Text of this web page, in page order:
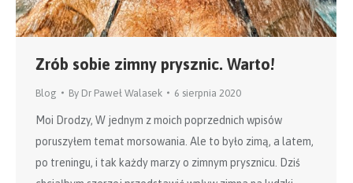
Zrób sobie zimny prysznic. Warto!
Blog By Dr Paweł Walasek 6 sierpnia 2020
Moi Drodzy, W jednym z moich poprzednich wpisów
poruszyłem temat morsowania. Ale to było zimą, a latem,
po treningu, i tak każdy marzy o zimnym prysznicu. Dziś